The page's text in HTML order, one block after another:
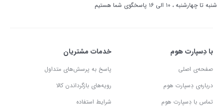
شنبه تا چهارشنبه ، ۱۰ الی ۱۶ پاسخگوی شما هستیم
با دِسپارت هوم
صفحه‌ی اصلی
درباره‌ی دِسپارت هوم
تماس با دِسپارت هوم
خدمات مشتریان
پاسخ به پرسش‌های متداول
رویه‌های بازگرداندن کالا
شرایط استفاده